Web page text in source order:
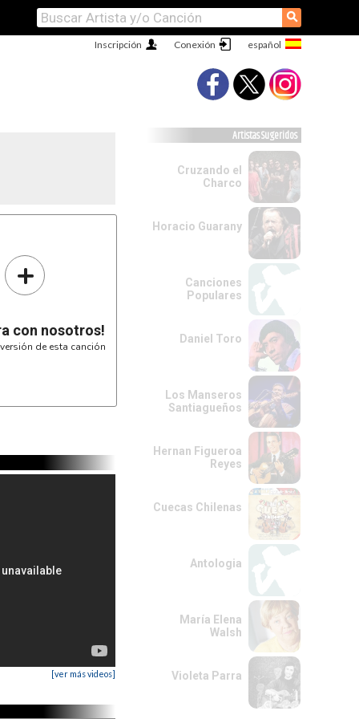
⚲
Conexión
Inscripción
asi (X 2)
+
con nosotros!
de esta canción
[ver más videos]
Artistas Sugeridos
Cruzando el
Charco
Horacio Guarany
Canciones
Populares
Daniel Toro
Los Manseros
Santiagueños
Hernan Figueroa
Reyes
Cuecas Chilenas
Antologia
María Elena
Walsh
Violeta Parra